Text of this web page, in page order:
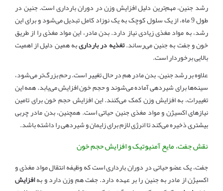
رشد جنین، مهم‌ترین دلیل افزایش وزن در دوران بارداری است. جنین در
طول 9 ماه، از یک سلول کوچک به یک نوزاد کامل تبدیل می‌شود و برای این
رشد، به مواد مغذی زیادی نیاز دارد. بدن مادر، این مواد مغذی را از طریق
خون و جفت به جنین می‌رساند.تغذیه در بارداریبه همین دلیل از اهمیت
بالایی برخوردار است.
علاوه بر رشد جنین، بدن مادر هم در حال تغییر است. رحم بزرگ‌تر می‌شود،
سینه‌ها برای شیردهی آماده می‌شوند و حجم خون افزایش می‌یابد. همه این
تغییرات، به افزایش وزن کمک می‌کنند. این افزایش حجم خون برای تامین
نیازهای اکسیژن و مواد مغذی جنین حیاتی است. همچنین، بدن مادر چربی
بیشتری ذخیره می‌کند تا انرژی لازم برای زایمان و شیردهی را داشته باشد.
نقش جفت، مایع آمنیوتیک و افزایش حجم خون
جفت، یک عضو حیاتی در دوران بارداری است که وظیفه انتقال مواد مغذی و
اکسیژن از مادر به جنین را بر عهده دارد. جفت هم وزن دارد و بهافزایش